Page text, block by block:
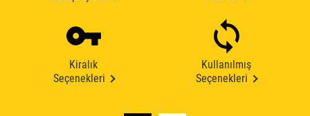
Kiralık
Seçenekleri
Kullanılmış
Seçenekleri